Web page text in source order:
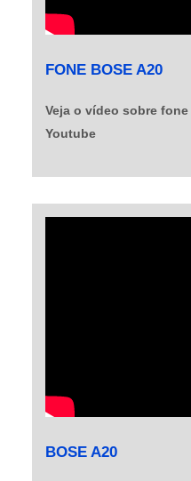
FONE BOSE A20
Veja o vídeo sobre
Youtube
BOSE A20